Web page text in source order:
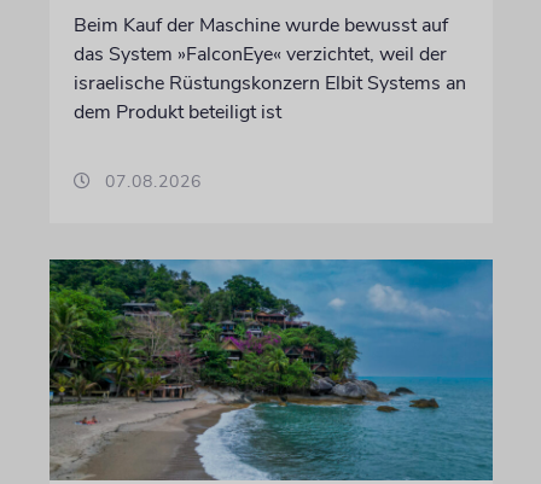
Beim Kauf der Maschine wurde bewusst auf
das System »FalconEye« verzichtet, weil der
israelische Rüstungskonzern Elbit Systems an
dem Produkt beteiligt ist
07.08.2026